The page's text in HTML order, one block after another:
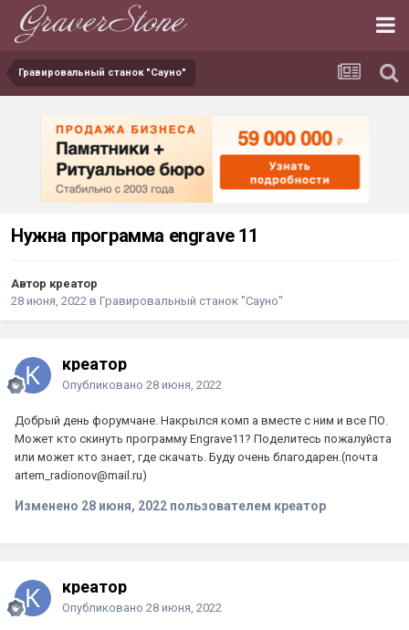
Гравировальный станок "Сауно"
Нужна программа engrave 11
Автор креатор
28 июня, 2022 в Гравировальный станок "Сауно"
креатор
Опубликовано 28 июня, 2022
Добрый день форумчане. Накрылся комп а вместе с ним и все ПО.
Может кто скинуть программу Engrave11? Поделитесь пожалуйста
или может кто знает, где скачать. Буду очень благодарен.(почта
artem_radionov@mail.ru)
Изменено 28 июня, 2022 пользователем креатор
креатор
Опубликовано 28 июня, 2022